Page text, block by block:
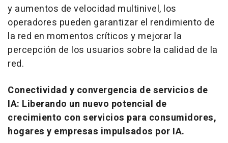
y aumentos de velocidad multinivel, los
operadores pueden garantizar el rendimiento de
la red en momentos críticos y mejorar la
percepción de los usuarios sobre la calidad de la
red.
Conectividad y convergencia de servicios de
IA: Liberando un nuevo potencial de
crecimiento con servicios para consumidores,
hogares y empresas impulsados por IA.